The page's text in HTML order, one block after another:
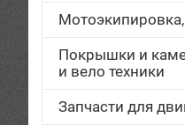
Покрышки и
и вело техники
Запчасти для